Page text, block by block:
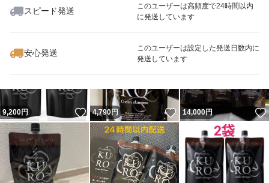
スピード発送
このユーザーは高頻度で24時間以内
に発送しています
安心発送
このユーザーは設定した発送日数内に
発送しています
いいね！
4,720
9,200円 いいね！
4,790円 いいね！
14,000円